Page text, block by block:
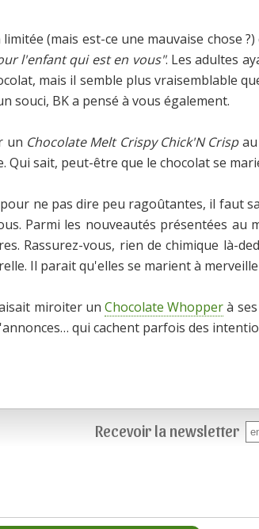
(mais est-ce une mauvaise chose
l'enfant qui est en vous". Les adultes
mais il semble plus vraisemblable
souci, BK a pensé à vous également.
un Chocolate Melt Crispy Chick'N Crisp
sait, peut-être que le chocolat se
ne pas dire peu ragoûtantes, il faut
Parmi les nouveautés présentées au
Rassurez-vous, rien de chimique là-
Il parait qu'elles se marient à merveille
miroiter un Chocolate Whopperà
qui cachent parfois des
Recevoir la newsletter